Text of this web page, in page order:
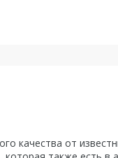
качества от